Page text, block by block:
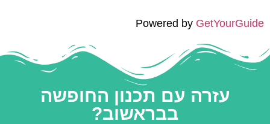
Powered by GetYourGuide
עזרה עם תכנון החופשה
בבראשוב?